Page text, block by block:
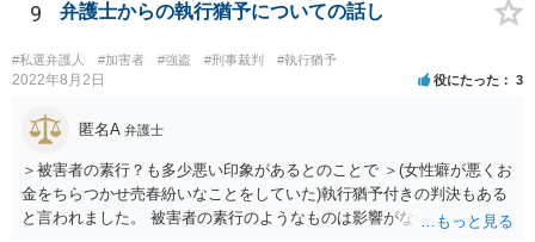
9 弁護士からの執行猶予についての話し
#私選弁護人 #加害者 #強盗 #刑事裁判 #執行猶予
2022年8月2日 役にたった 3
匿名A 弁護士
＞被害者の素行？も多少悪い印象があるとのことで ＞(女性癖が悪くお
金をちらつかせ売春紛いなことをしていた)執行猶予付きの判決もある
と言われました。 被害者の素行のようなものは影響がないかと思いま